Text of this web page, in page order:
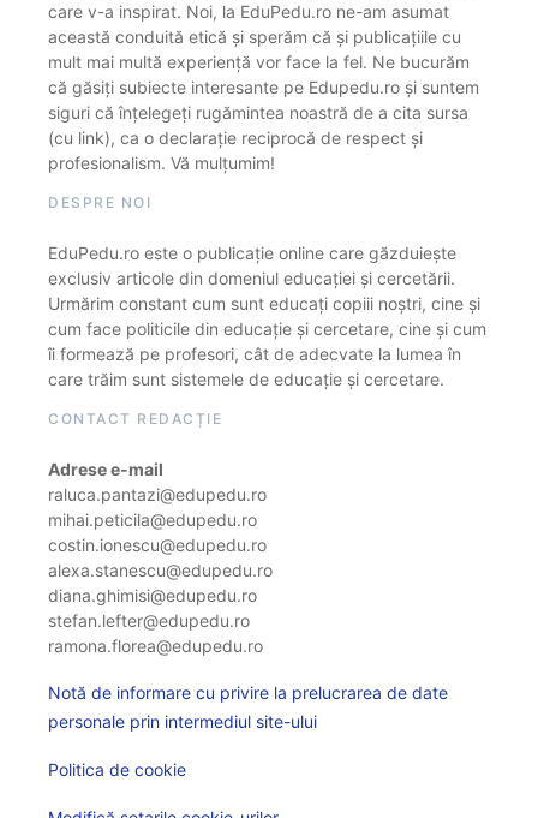
care v-a inspirat. Noi, la EduPedu.ro ne-am asumat
această conduită etică și sperăm că și publicațiile cu
mult mai multă experiență vor face la fel. Ne bucurăm
că găsiți subiecte interesante pe Edupedu.ro și suntem
siguri că înțelegeți rugămintea noastră de a cita sursa
(cu link), ca o declarație reciprocă de respect și
profesionalism. Vă mulțumim!
DESPRE NOI
EduPedu.ro este o publicație online care găzduiește
exclusiv articole din domeniul educației și cercetării.
Urmărim constant cum sunt educați copiii noștri, cine și
cum face politicile din educație și cercetare, cine și cum
îi formează pe profesori, cât de adecvate la lumea în
care trăim sunt sistemele de educație și cercetare.
CONTACT REDACȚIE
Adrese e-mail
raluca.pantazi@edupedu.ro
mihai.peticila@edupedu.ro
costin.ionescu@edupedu.ro
alexa.stanescu@edupedu.ro
diana.ghimisi@edupedu.ro
stefan.lefter@edupedu.ro
ramona.florea@edupedu.ro
Notă de informare cu privire la prelucrarea de date
personale prin intermediul site-ului
Politica de cookie